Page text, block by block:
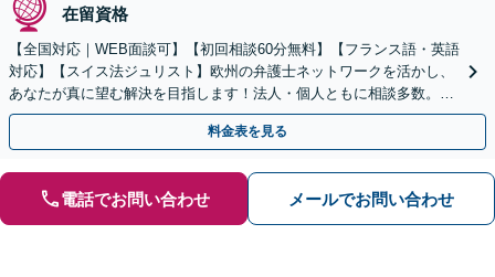
在留資格
【全国対応｜WEB面談可】【初回相談60分無料】【フランス語・英語
対応】【スイス法ジュリスト】欧州の弁護士ネットワークを活かし、
あなたが真に望む解決を目指します！法人・個人ともに相談多数。細
やかな連絡と粘り強い交渉を徹底【休日・夜間相談可】
料金表を見る
電話でお問い合わせ メールでお問い合わせ